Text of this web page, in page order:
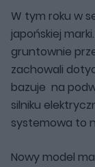
W tym roku w
japońskiej marki.
gruntownie
zachowali
bazuje na
silniku
systemowa to
Nowy model